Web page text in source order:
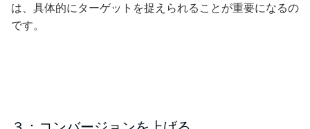
は、具体的にターゲットを捉えられることが重要になるの
です。